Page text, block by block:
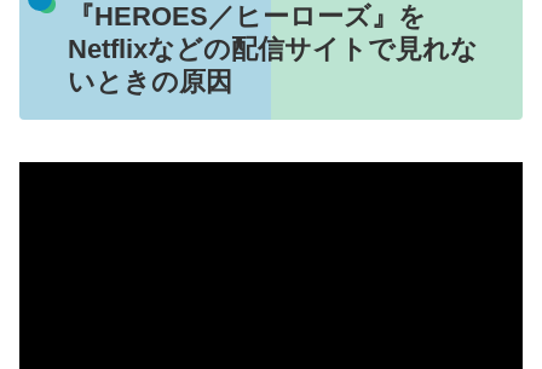
『HEROES／ヒーローズ』を
Netflixなどの配信サイトで見れな
いときの原因